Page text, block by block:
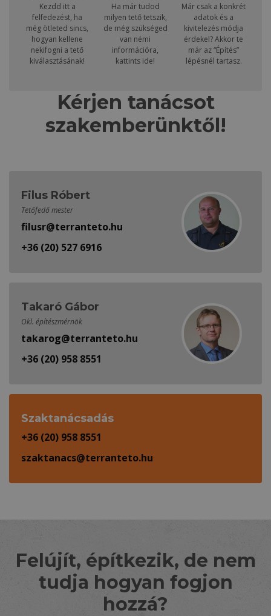
Kezdd itt a
felfedezést, ha
még ötleted sincs,
hogyan kellene
nekifogni a tető
kiválasztásának!
Ha már tudod
milyen tető tetszik,
de még szükséged
van némi
információra,
kattints ide!
Már csak a konkrét
adatok és a
kivitelezés módja
érdekel? Akkor te
már az “Építés”
lépésnél tartasz.
Kérjen tanácsot
szakemberünktől!
Filus Róbert
Tetőfedő mester
filusr@terranteto.hu
+36 (20) 527 6916
Takaró Gábor
Okl. építészmérnök
takarog@terranteto.hu
+36 (20) 958 8551
Szaktanácsadás
+36 (20) 958 8551
szaktanacs@terranteto.hu
Felújít, építkezik, de nem
tudja hogyan fogjon
hozzá?